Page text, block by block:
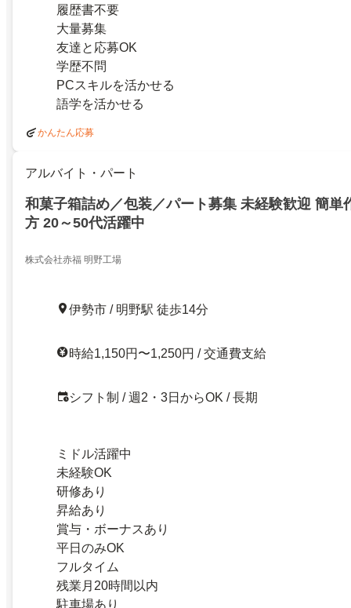
履歴書不要
大量募集
友達と応募OK
学歴不問
PCスキルを活かせる
語学を活かせる
かんたん応募
アルバイト・パート
和菓子箱詰め／包装／パート募集 未経験歓迎 簡単
方 20～50代活躍中
株式会社赤福 明野工場
伊勢市 / 明野駅 徒歩14分
時給1,150円〜1,250円 / 交通費支給
シフト制 / 週2・3日からOK / 長期
ミドル活躍中
未経験OK
研修あり
昇給あり
賞与・ボーナスあり
平日のみOK
フルタイム
残業月20時間以内
駐車場あり